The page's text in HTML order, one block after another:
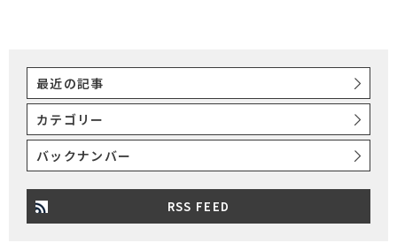
最近の記事
カテゴリー
バックナンバー
RSS FEED